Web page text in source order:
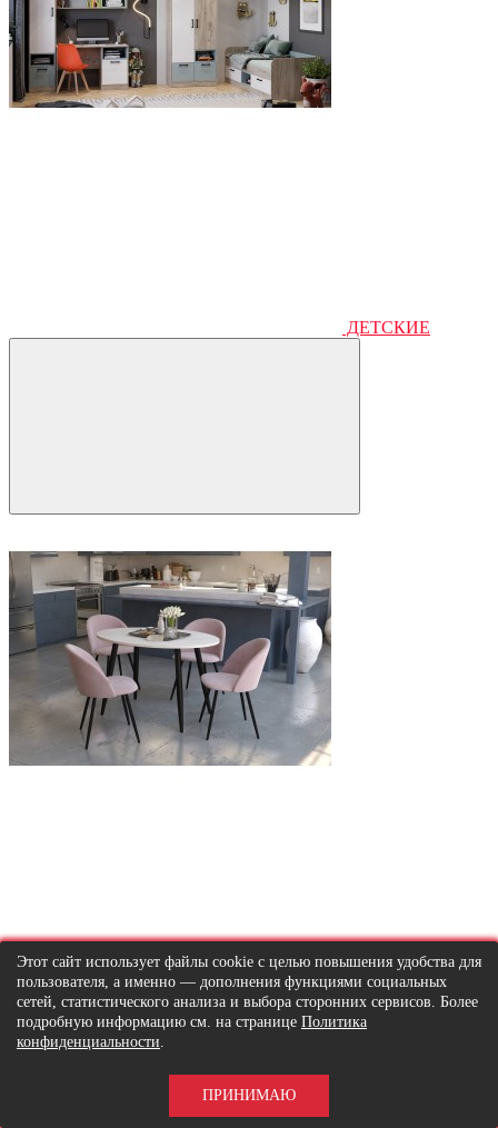
ДЕТСКИЕ
СТОЛЫ
Этот сайт использует файлы cookie с целью повышения удобства для
пользователя, а именно — дополнения функциями социальных
сетей, статистического анализа и выбора сторонних сервисов. Более
подробную информацию см. на странице Политика
конфиденциальности.
ПРИНИМАЮ